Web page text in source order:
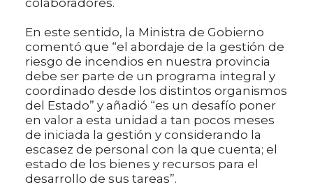
colaboradores.
En este sentido, la Ministra de Gobierno
comentó que “el abordaje de la gestión de
riesgo de incendios en nuestra provincia
debe ser parte de un programa integral y
coordinado desde los distintos organismos
del Estado” y añadió “es un desafío poner
en valor a esta unidad a tan pocos meses
de iniciada la gestión y considerando la
escasez de personal con la que cuenta; el
estado de los bienes y recursos para el
desarrollo de sus tareas”.